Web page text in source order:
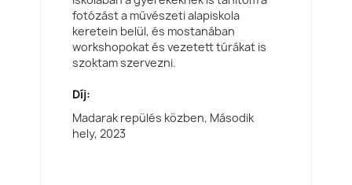
fotózást a művészeti alapiskola
keretein belül, és mostanában
workshopokat és vezetett túrákat is
szoktam szervezni.
Díj:
Madarak repülés közben, Második
hely, 2023